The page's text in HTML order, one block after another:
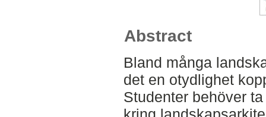
Abstract
Bland många
det en otydlighet
Studenter behöver